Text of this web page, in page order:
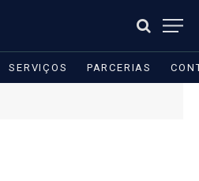
SERVIÇOS PARCERIAS